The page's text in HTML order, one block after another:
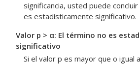
significancia, usted puede
es estadísticamente significativo.
Valor p > α: El término no es
significativo
Si el valor p es mayor que o igual